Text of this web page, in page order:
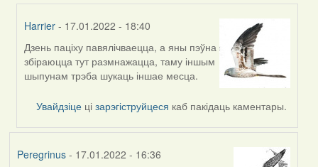
Harrier - 17.01.2022 - 18:40
In
reply
to
Peregrinus
Дзень паціху павялічваецца, а яны пэўна
збіраюцца тут размнажацца, таму іншым
шыпунам трэба шукаць іншае месца.
Увайдзіце цізарэгіструйцеся каб пакідаць каментары.
Peregrinus- 17.01.2022 - 16:36